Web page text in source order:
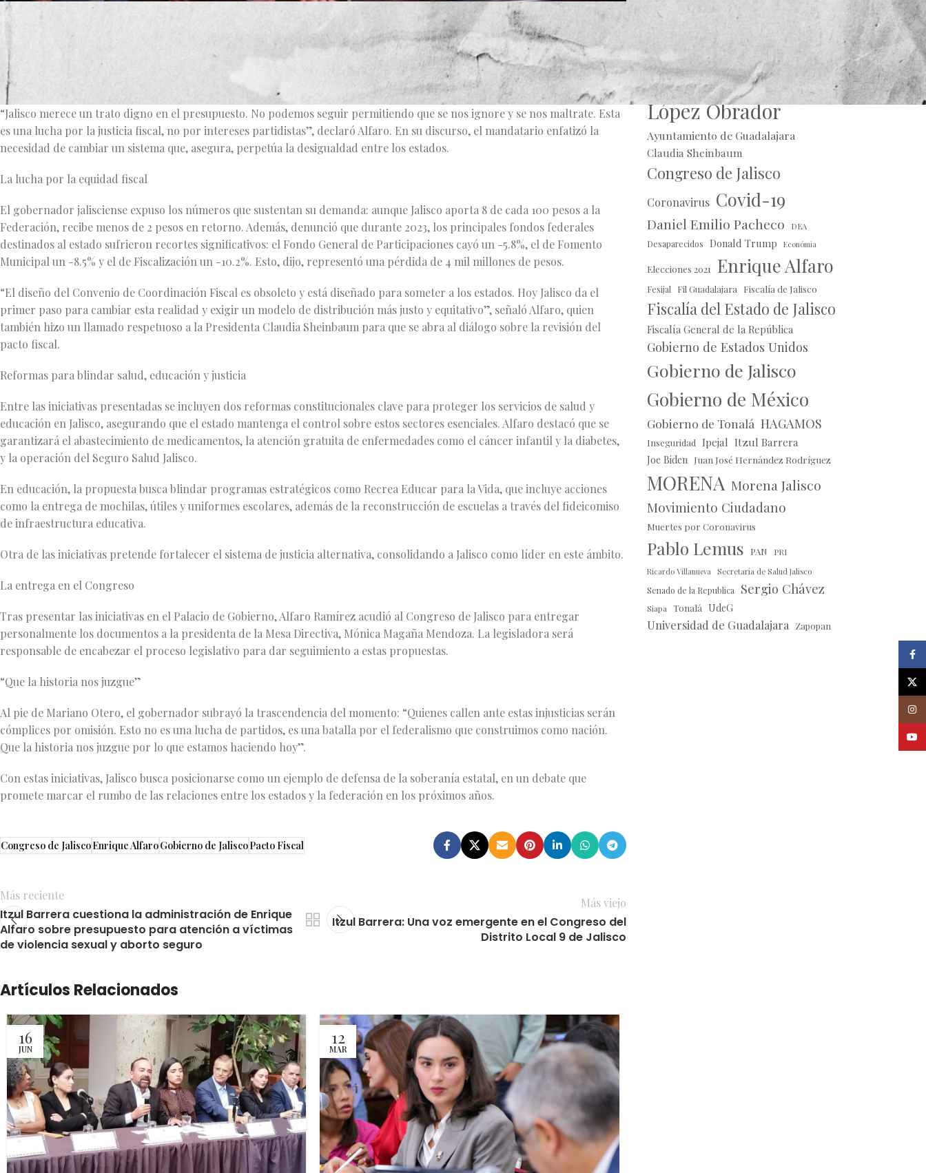
Desde el monumento dedicado a Mariano Otero, jurista jalisciense y pilar del juicio de amparo, el Gobernador Enrique
Alfaro Ramírez presentó este lunes un ambicioso paquete de iniciativas que busca sentar las bases para que Jalisco abandone
el Pacto Fiscal y renegocie un trato más justo con la federación. Acompañado por legisladores locales y federales de
Movimiento Ciudadano, Alfaro entregó las propuestas al Congreso del Estado en un acto que calificó como histórico.
“Jalisco merece un trato digno en el presupuesto. No podemos seguir permitiendo que se nos ignore y se nos maltrate. Esta
es una lucha por la justicia fiscal, no por intereses partidistas”, declaró Alfaro. En su discurso, el mandatario enfatizó la
necesidad de cambiar un sistema que, asegura, perpetúa la desigualdad entre los estados.
La lucha por la equidad fiscal
El gobernador jalisciense expuso los números que sustentan su demanda: aunque Jalisco aporta 8 de cada 100 pesos a la
Federación, recibe menos de 2 pesos en retorno. Además, denunció que durante 2023, los principales fondos federales
destinados al estado sufrieron recortes significativos: el Fondo General de Participaciones cayó un -5.8%, el de Fomento
Municipal un -8.5% y el de Fiscalización un -10.2%. Esto, dijo, representó una pérdida de 4 mil millones de pesos.
“El diseño del Convenio de Coordinación Fiscal es obsoleto y está diseñado para someter a los estados. Hoy Jalisco da el
primer paso para cambiar esta realidad y exigir un modelo de distribución más justo y equitativo”, señaló Alfaro, quien
también hizo un llamado respetuoso a la Presidenta Claudia Sheinbaum para que se abra al diálogo sobre la revisión del
pacto fiscal.
Reformas para blindar salud, educación y justicia
Entre las iniciativas presentadas se incluyen dos reformas constitucionales clave para proteger los servicios de salud y
educación en Jalisco, asegurando que el estado mantenga el control sobre estos sectores esenciales. Alfaro destacó que se
garantizará el abastecimiento de medicamentos, la atención gratuita de enfermedades como el cáncer infantil y la diabetes,
y la operación del Seguro Salud Jalisco.
En educación, la propuesta busca blindar programas estratégicos como Recrea Educar para la Vida, que incluye acciones
como la entrega de mochilas, útiles y uniformes escolares, además de la reconstrucción de escuelas a través del fideicomiso
de infraestructura educativa.
Otra de las iniciativas pretende fortalecer el sistema de justicia alternativa, consolidando a Jalisco como líder en este ámbito.
La entrega en el Congreso
Tras presentar las iniciativas en el Palacio de Gobierno, Alfaro Ramírez acudió al Congreso de Jalisco para entregar
personalmente los documentos a la presidenta de la Mesa Directiva, Mónica Magaña Mendoza. La legisladora será
responsable de encabezar el proceso legislativo para dar seguimiento a estas propuestas.
“Que la historia nos juzgue”
Al pie de Mariano Otero, el gobernador subrayó la trascendencia del momento: “Quienes callen ante estas injusticias serán
cómplices por omisión. Esto no es una lucha de partidos, es una batalla por el federalismo que construimos como nación.
Que la historia nos juzgue por lo que estamos haciendo hoy”.
Con estas iniciativas, Jalisco busca posicionarse como un ejemplo de defensa de la soberanía estatal, en un debate que
promete marcar el rumbo de las relaciones entre los estados y la federación en los próximos años.
Congreso de JaliscoEnrique AlfaroGobierno de JaliscoPacto Fiscal
Más reciente
Itzul Barrera cuestiona la administración de Enrique
Alfaro sobre presupuesto para atención a víctimas
de violencia sexual y aborto seguro
Más viejo
Itzul Barrera: Una voz emergente en el Congreso del
Distrito Local 9 de Jalisco
Artículos Relacionados
16
JUN
12
MAR
Alberto Uribe
Andrés Manuel
López Obrador
Ayuntamiento de Guadalajara
Claudia Sheinbaum
Congreso de Jalisco
Coronavirus Covid-19
Daniel Emilio Pacheco DEA
Desaparecidos Donald Trump Económia
Elecciones 2021 Enrique Alfaro
Fesijal Fil Guadalajara Fiscalía de Jalisco
Fiscalía del Estado de Jalisco
Fiscalía General de la República
Gobierno de Estados Unidos
Gobierno de Jalisco
Gobierno de México
Gobierno de Tonalá HAGAMOS
Inseguridad Ipejal Itzul Barrera
Joe Biden Juan José Hernández Rodríguez
MORENA Morena Jalisco
Movimiento Ciudadano
Muertes por Coronavirus
Pablo Lemus PAN PRI
Ricardo Villanueva Secretaría de Salud Jalisco
Senado de la Republica Sergio Chávez
Siapa Tonalá UdeG
Universidad de Guadalajara Zapopan